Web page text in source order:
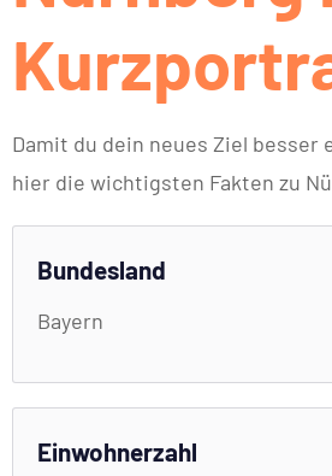
Damit du dein neues Ziel besser
hier die wichtigsten Fakten zu
Bundesland
Bayern
Einwohnerzahl